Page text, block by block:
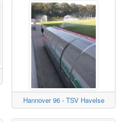
Hannover 96 - TSV Havelse